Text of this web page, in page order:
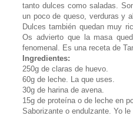
tanto dulces como saladas.
un poco de queso, verduras y
Dulces también quedan muy
Os advierto que la masa
fenomenal. Es una receta de
Ingredientes:
250g de claras de huevo.
60g de leche. La que uses.
30g de harina de avena.
15g de proteína o de leche en
Saborizante o endulzante. Yo